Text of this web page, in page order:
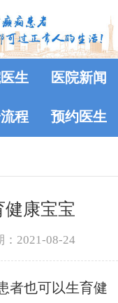
生 医院新闻
程 预约医生
康宝宝
：2021-08-24
者也可以生育健